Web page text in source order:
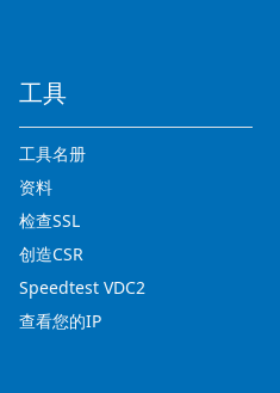
工具
工具名册
资料
检查SSL
创造CSR
Speedtest VDC2
查看您的IP